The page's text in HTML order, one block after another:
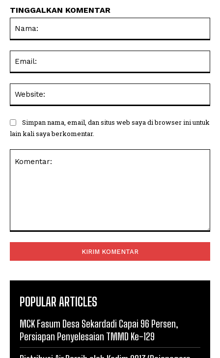
TINGGALKAN KOMENTAR
Simpan nama, email, dan situs web saya di browser ini untuk
lain kali saya berkomentar.
POPULAR ARTICLES
MCK Fasum Desa Sekardadi Capai 96 Persen,
Persiapan Penyelesaian TMMD Ke-129